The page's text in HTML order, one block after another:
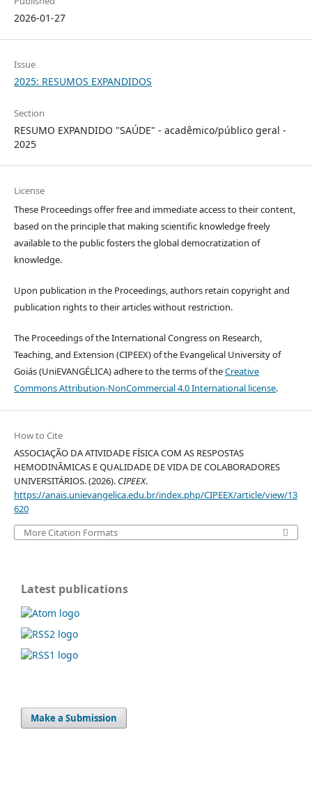
2026-01-27
Issue
2025: RESUMOS EXPANDIDOS
Section
RESUMO EXPANDIDO "SAÚDE" - acadêmico/público geral -
2025
License
These Proceedings offer free and immediate access to their content,
based on the principle that making scientific knowledge freely
available to the public fosters the global democratization of
knowledge.
Upon publication in the Proceedings, authors retain copyright and
publication rights to their articles without restriction.
The Proceedings of the International Congress on Research,
Teaching, and Extension (CIPEEX) of the Evangelical University of
Goiás (UniEVANGÉLICA) adhere to the terms of theCreative
Commons Attribution-NonCommercial 4.0 International license.
How to Cite
ASSOCIAÇÃO DA ATIVIDADE FÍSICA COM AS RESPOSTAS
HEMODINÂMICAS E QUALIDADE DE VIDA DE COLABORADORES
UNIVERSITÁRIOS. (2026). CIPEEX.
https://anais.unievangelica.edu.br/index.php/CIPEEX/article/view/13
620
More Citation Formats
Latest publications
Make a Submission